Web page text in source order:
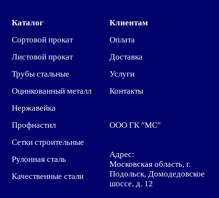
Каталог
Сортовой прокат
Листовой прокат
Трубы стальные
Оцинкованный металл
Нержавейка
Профнастил
Сетки строительные
Рулонная сталь
Качественные стали
Клиентам
Оплата
Доставка
Услуги
Контакты
ООО ГК "МС"
Адрес:
Московская область, г.
Подольск, Домодедовское
шоссе, д. 12